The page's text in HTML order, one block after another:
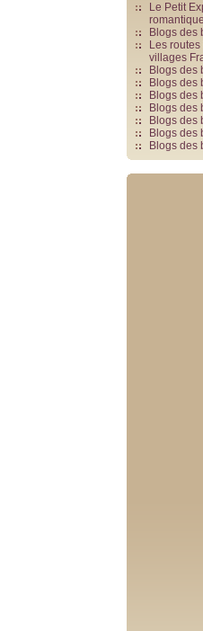
Le Petit
Blogs des
Les
villages
Blogs des
Blogs des
Blogs des
Blogs des
Blogs des
Blogs des
Blogs des